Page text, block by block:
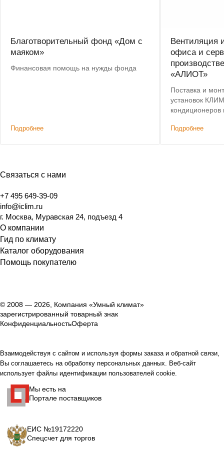
Благотворительный фонд «Дом с
маяком»
Финансовая помощь на нужды фонда
Подробнее
Вентиляция
офиса и
«АЛИОТ»
Поставка и
установок
кондиционеров
Подробнее
Связаться с нами
+7 495 649-39-09
info@iclim.ru
г. Москва, Муравская 24, подъезд 4
О компании
Гид по климату
Каталог оборудования
Помощь покупателю
© 2008 — 2026, Компания «Умный климат»
зарегистрированный товарный знак
КонфиденциальностьОферта
Взаимодействуя с сайтом и используя формы заказа и обратной связи,
Вы соглашаетесь на обработку персональных данных. Веб-сайт
использует файлы идентификации пользователей cookie.
Мы есть на
Портале поставщиков
ЕИС №19172220
Спецсчет для торгов